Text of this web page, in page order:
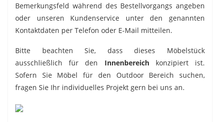
Bemerkungsfeld während des Bestellvorgangs angeben
oder unseren Kundenservice unter den genannten
Kontaktdaten per Telefon oder E-Mail mitteilen.
Bitte beachten Sie, dass dieses Möbelstück
ausschließlich für den Innenbereich konzipiert ist.
Sofern Sie Möbel für den Outdoor Bereich suchen,
fragen Sie Ihr individuelles Projekt gern bei uns an.